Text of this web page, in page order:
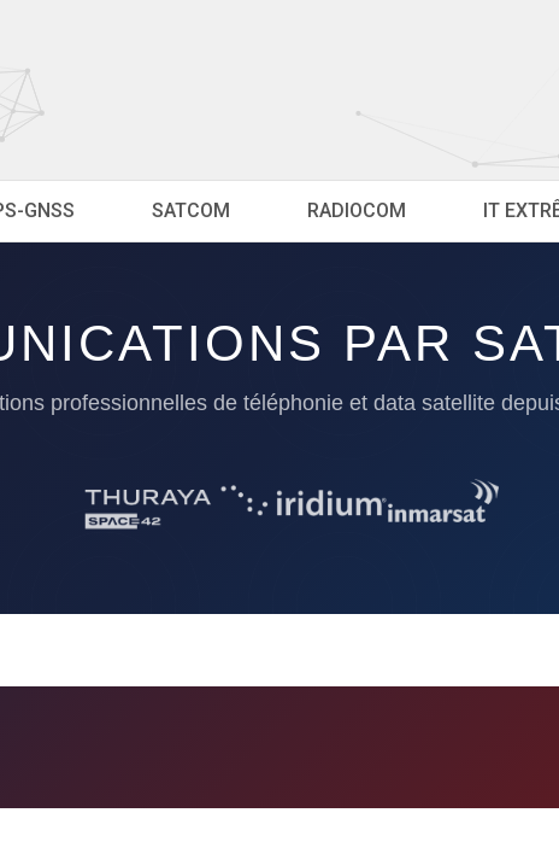
GNSS SATCOM RADIOCOM IT
PAR
professionnelles de téléphonie et data satellite